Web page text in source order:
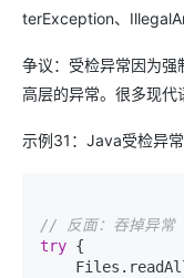
terException、
争议：受检异常因为
高层的异常。很多现代
示例31：Java受检异
// 反面：吞掉异常
try {